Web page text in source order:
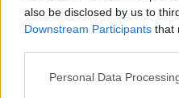
also be disclosed by us to
Downstream Participants that
Please note that this
Personal Data
υπάρχουν αναφορές
οικονομικές
το ζευγάρι είχε